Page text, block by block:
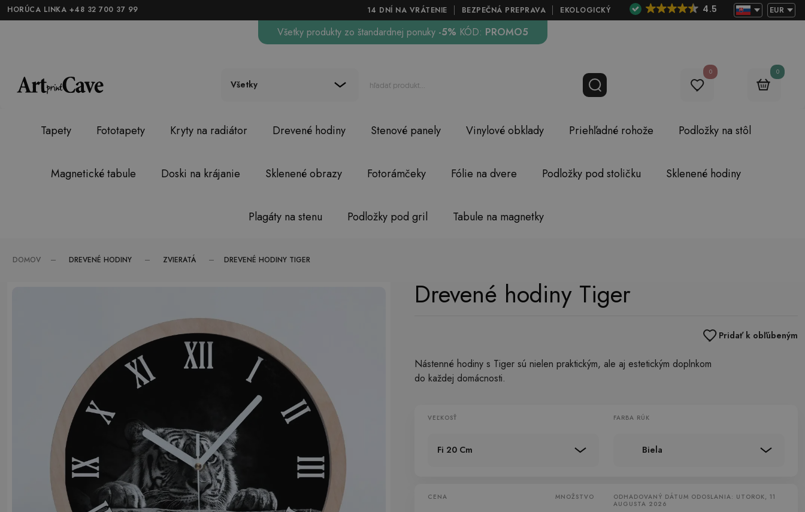
HORÚCA LINKA +48 32 700 37 99 14 DNÍ NA VRÁTENIE BEZPEČNÁ PREPRAVA EKOLOGICKÝ 4.5 EUR
Všetky produkty zo štandardnej ponuky -5% KÓD: PROMO5
Všetky
0 0
Tapety Fototapety Kryty na radiátor Drevené hodiny Stenové panely Vinylové obklady Priehľadné rohože Podložky na stôl
Magnetické tabule Doski na krájanie Sklenené obrazy Fotorámčeky Fólie na dvere Podložky pod stoličku Sklenené hodiny
Plagáty na stenu Podložky pod gril Tabule na magnetky
DOMOV DREVENÉ HODINY ZVIERATÁ DREVENÉ HODINY TIGER
Drevené hodiny Tiger
Pridať k obľúbeným
Nástenné hodiny s Tiger sú nielen praktickým, ale aj estetickým doplnkom
do každej domácnosti.
VEĽKOSŤ
Fi 20 Cm
FARBA RÚK
Biela
CENA MNOŽSTVO
ODHADOVANÝ DÁTUM ODOSLANIA: UTOROK, 11
AUGUSTA 2026